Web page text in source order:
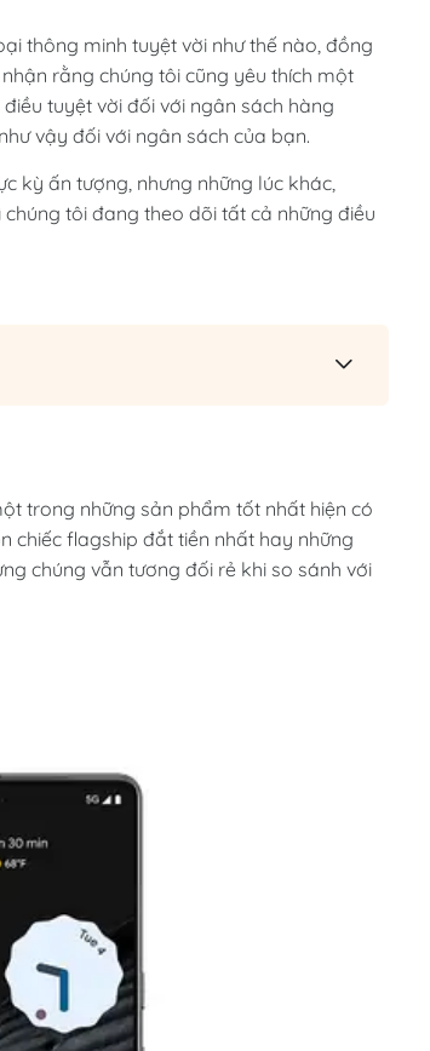
thông minh tuyệt vời như thế nào, đồng
rằng chúng tôi cũng yêu thích một
tuyệt vời đối với ngân sách hàng
vậy đối với ngân sách của bạn.
kỳ ấn tượng, nhưng những lúc khác,
tôi đang theo dõi tất cả những điều
trong những sản phẩm tốt nhất hiện có
chiếc flagship đắt tiền nhất hay những
chúng vẫn tương đối rẻ khi so sánh với